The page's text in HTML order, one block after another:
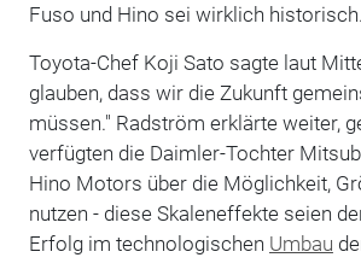
Fuso und Hino sei wirklich historisch.
Toyota-Chef Koji Sato sagte laut
glauben, dass wir die Zukunft
müssen." Radström erklärte weiter,
verfügten die Daimler-Tochter
Hino Motors über die Möglichkeit,
nutzen - diese Skaleneffekte seien
Erfolg im technologischen Umbau